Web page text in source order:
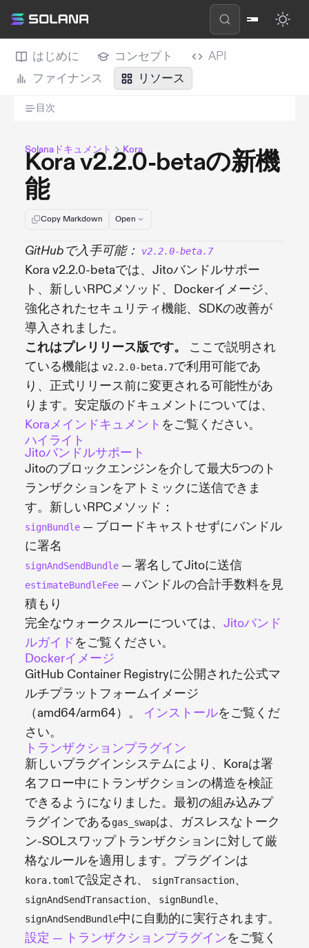
はじめに コンセプト
API
ファイナンス
リソース
目次
Solanaドキュメント Kora
Kora v2.2.0-betaの新機
能
Copy Markdown Open
GitHubで入手可能： v2.2.0-beta.7
Kora v2.2.0-betaでは、Jitoバンドルサポー
ト、新しいRPCメソッド、Dockerイメージ、
強化されたセキュリティ機能、SDKの改善が
導入されました。
これはプレリリース版です。
ここで説明され
ている機能は v2.2.0-beta.7で利用可能であ
り、正式リリース前に変更される可能性があ
ります。安定版のドキュメントについては、
Koraメインドキュメント をご覧ください。
ハイライト
Jitoバンドルサポート
Jitoのブロックエンジンを介して最大5つのト
ランザクションをアトミックに送信できま
す。新しいRPCメソッド：
signBundle — ブロードキャストせずにバンドル
に署名
signAndSendBundle — 署名してJitoに送信
estimateBundleFee — バンドルの合計手数料を見
積もり
完全なウォークスルーについては、 Jitoバンド
ルガイドをご覧ください。
Dockerイメージ
GitHub Container Registryに公開された公式マ
ルチプラットフォームイメージ
（amd64/arm64）。 インストールをご覧くだ
さい。
トランザクションプラグイン
新しいプラグインシステムにより、Koraは署
名フロー中にトランザクションの構造を検証
できるようになりました。最初の組み込みプ
ラグインであるgas_swapは、ガスレスなトーク
ン-SOLスワップトランザクションに対して厳
格なルールを適用します。プラグインは
kora.toml で設定され、 signTransaction、
signAndSendTransaction、 signBundle、
signAndSendBundle中に自動的に実行されます。
設定 — トランザクションプラグインをご覧く